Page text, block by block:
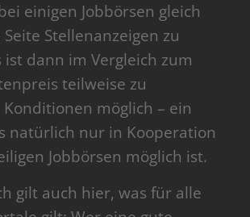
einigen Jobbörsen gleich
Stellenanzeigen zu
ist dann im Vergleich zum
teilweise zu
möglich – ein
natürlich nur in Kooperation
Jobbörsen möglich ist.
gilt auch hier, was für alle